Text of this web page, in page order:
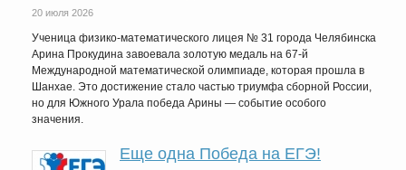
20 июля 2026
Ученица физико-математического лицея № 31 города Челябинска
Арина Прокудина завоевала золотую медаль на 67-й
Международной математической олимпиаде, которая прошла в
Шанхае. Это достижение стало частью триумфа сборной России,
но для Южного Урала победа Арины — событие особого
значения.
Еще одна Победа на ЕГЭ!